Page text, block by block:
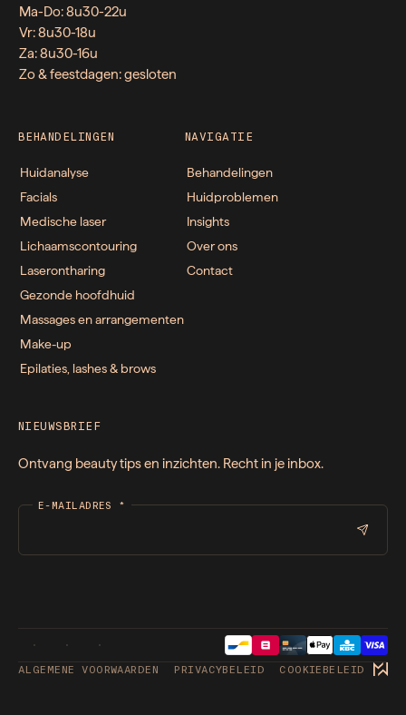
Ma-Do: 8u30-22u
Vr: 8u30-18u
Za: 8u30-16u
Zo & feestdagen: gesloten
BEHANDELINGEN
Huidanalyse
Facials
Medische laser
Lichaamscontouring
Laserontharing
Gezonde hoofdhuid
Massages en arrangementen
Make-up
Epilaties, lashes & brows
NAVIGATIE
Behandelingen
Huidproblemen
Insights
Over ons
Contact
NIEUWSBRIEF
Ontvang beauty tips en inzichten. Recht in je inbox.
E-MAILADRES *
ALGEMENE VOORWAARDEN PRIVACYBELEID COOKIEBELEID